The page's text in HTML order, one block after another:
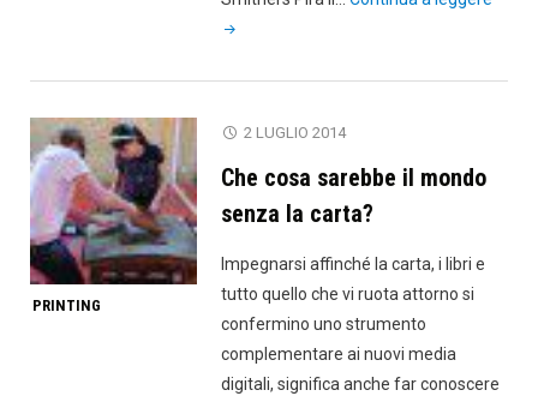
PRINTING
2 LUGLIO 2014
Che cosa sarebbe il mondo
senza la carta?
Impegnarsi affinché la carta, i libri e
tutto quello che vi ruota attorno si
confermino uno strumento
complementare ai nuovi media
digitali, significa anche far conoscere